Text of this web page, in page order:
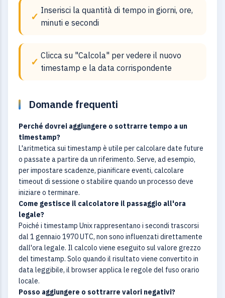
Inserisci la quantità di tempo in giorni, ore,
minuti e secondi
Clicca su "Calcola" per vedere il nuovo
timestamp e la data corrispondente
Domande frequenti
Perché dovrei aggiungere o sottrarre tempo a un
timestamp?
L'aritmetica sui timestamp è utile per calcolare date future
o passate a partire da un riferimento. Serve, ad esempio,
per impostare scadenze, pianificare eventi, calcolare
timeout di sessione o stabilire quando un processo deve
iniziare o terminare.
Come gestisce il calcolatore il passaggio all'ora
legale?
Poiché i timestamp Unix rappresentano i secondi trascorsi
dal 1 gennaio 1970 UTC, non sono influenzati direttamente
dall'ora legale. Il calcolo viene eseguito sul valore grezzo
del timestamp. Solo quando il risultato viene convertito in
data leggibile, il browser applica le regole del fuso orario
locale.
Posso aggiungere o sottrarre valori negativi?